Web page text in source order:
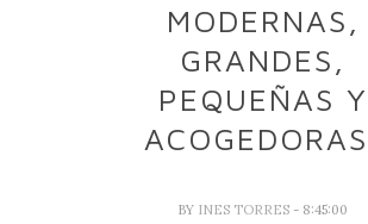
MODERNAS,
GRANDES,
PEQUEÑAS Y
BY INES TORRES - 8:45:00